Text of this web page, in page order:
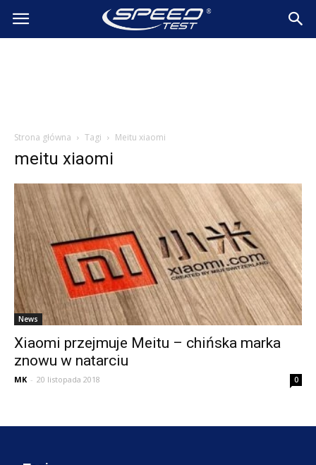
SpeedTest.pl
Strona główna Tagi Meitu xiaomi
meitu xiaomi
News
Xiaomi przejmuje Meitu – chińska marka
znowu w natarciu
MK - 20 listopada 2018 0